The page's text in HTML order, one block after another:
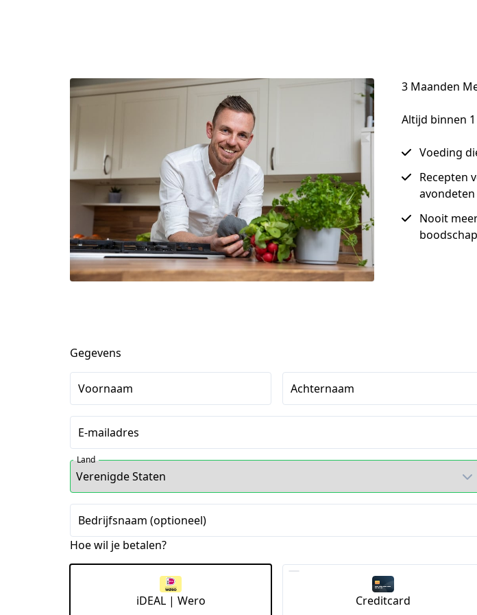
3 Maanden
Altijd binnen
Voeding
Recepten
avondeten
Nooit
Gegevens
Voornaam Achternaam
E-mailadres
Land
Bedrijfsnaam (optioneel)
Hoe wil je betalen?
iDEAL | Wero Creditcard